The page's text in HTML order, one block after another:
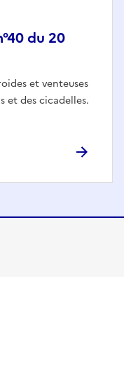
du 20
et venteuses
et des cicadelles.